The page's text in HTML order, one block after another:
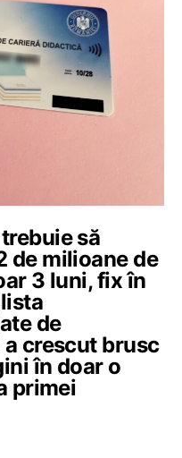
să
de milioane de
3 luni, fix în
de
crescut brusc
în doar o
primei